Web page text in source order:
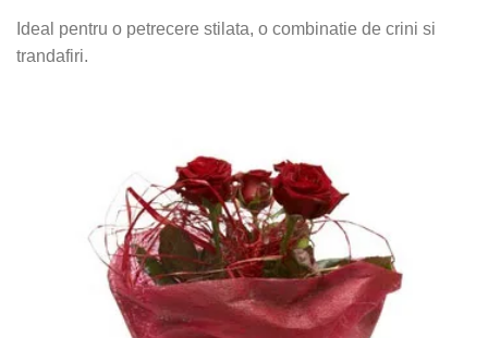
Ideal pentru o petrecere stilata, o combinatie de crini si
trandafiri.